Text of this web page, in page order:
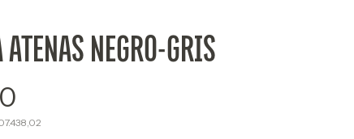
NEGRO-GRIS